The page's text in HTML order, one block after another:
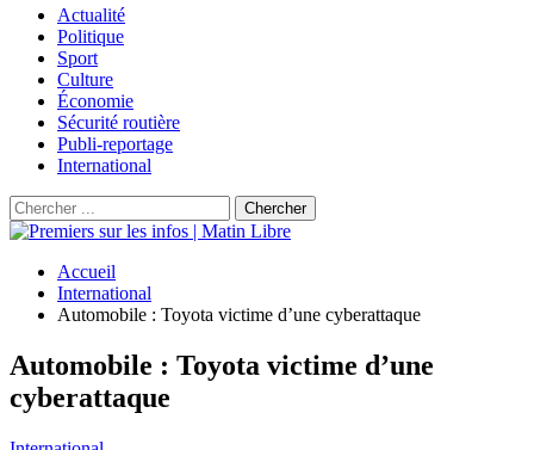
Actualité
Politique
Sport
Culture
Économie
Sécurité routière
Publi-reportage
International
Accueil
International
Automobile : Toyota victime d’une cyberattaque
Automobile : Toyota victime d’une
cyberattaque